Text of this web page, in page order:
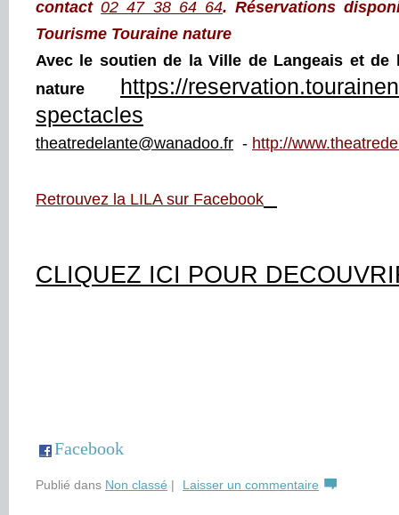
contact02 47 38 64 64.Réservations
Tourisme Touraine nature
Avec le soutien de la Ville de Langeais et de
nature
https://
spectacles
theatredelante@wanadoo.fr - http://
Retrouvez la LILA sur Facebook
CLIQUEZ ICI POUR
Facebook
Publié dans Non classé | Laisser un commentaire